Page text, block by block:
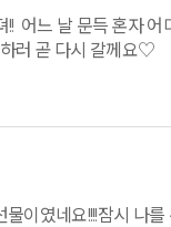
어느 날 문득 혼자
러 곧 다시 갈께요♡
이였네요!!!!잠시 나